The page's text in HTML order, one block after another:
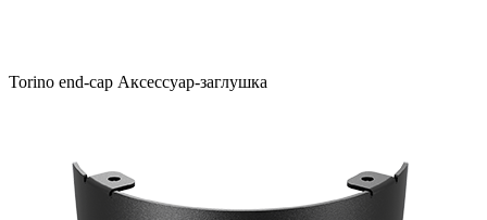
Torino end-cap Аксессуар-заглушка